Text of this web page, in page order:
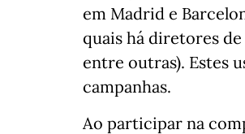
em Madrid e
quais há diretores
entre outras). Estes
campanhas.
Ao participar na